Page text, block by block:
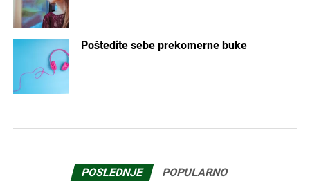
Poštedite sebe prekomerne buke
POSLEDNJE POPULARNO